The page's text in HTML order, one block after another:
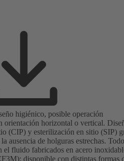
higiénico, posible operación
orientación horizontal o vertical.
(CIP) y esterilización en sitio (SIP)
ausencia de holguras estrechas.
el fluido fabricados en acero
disponible con distintas formas